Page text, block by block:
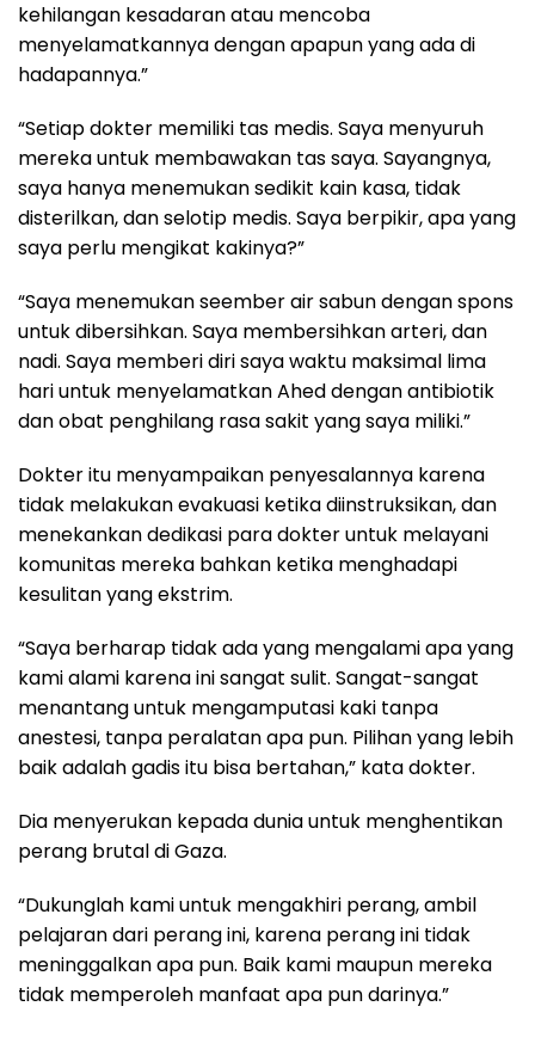
kehilangan kesadaran atau mencoba
menyelamatkannya dengan apapun yang ada di
hadapannya.”
“Setiap dokter memiliki tas medis. Saya menyuruh
mereka untuk membawakan tas saya. Sayangnya,
saya hanya menemukan sedikit kain kasa, tidak
disterilkan, dan selotip medis. Saya berpikir, apa yang
saya perlu mengikat kakinya?”
“Saya menemukan seember air sabun dengan spons
untuk dibersihkan. Saya membersihkan arteri, dan
nadi. Saya memberi diri saya waktu maksimal lima
hari untuk menyelamatkan Ahed dengan antibiotik
dan obat penghilang rasa sakit yang saya miliki.”
Dokter itu menyampaikan penyesalannya karena
tidak melakukan evakuasi ketika diinstruksikan, dan
menekankan dedikasi para dokter untuk melayani
komunitas mereka bahkan ketika menghadapi
kesulitan yang ekstrim.
“Saya berharap tidak ada yang mengalami apa yang
kami alami karena ini sangat sulit. Sangat-sangat
menantang untuk mengamputasi kaki tanpa
anestesi, tanpa peralatan apa pun. Pilihan yang lebih
baik adalah gadis itu bisa bertahan,” kata dokter.
Dia menyerukan kepada dunia untuk menghentikan
perang brutal di Gaza.
“Dukunglah kami untuk mengakhiri perang, ambil
pelajaran dari perang ini, karena perang ini tidak
meninggalkan apa pun. Baik kami maupun mereka
tidak memperoleh manfaat apa pun darinya.”